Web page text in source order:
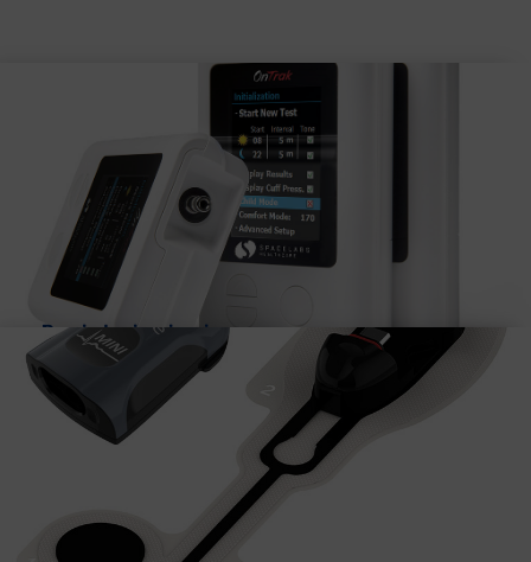
ABP/HOLTER RR
Aparat zawierający najnowsze rozwiązania dla
wysokiej wiarygodności badań ABPM. 90227 OnTrak
łączy sprawdzoną jakość marki Spacelabs z
najlepszymi walidacjami i technologią.
Dowiedz się więcej…
Więcej niż rejestrator zdarzeń
Pracuj wydajniej. Wejdź w nową erę wydajnych
długotrwałych ambulatoryjnych badań EKG,
wykonując badania przesiewowe i diagnozując
pacjentów pod kątem migotania przedsionków i
innych okresowych arytmii, dzięki jakości klinicznej
zapisu.